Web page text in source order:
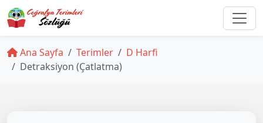
Ana Sayfa Terimler
D Harfi
Detraksiyon (Çatlatma)